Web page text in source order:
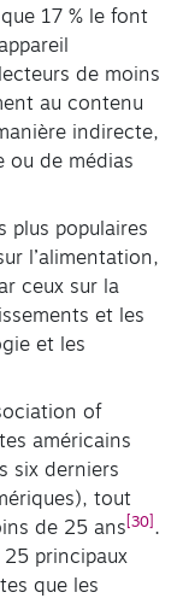
17 % le font
de moins
au contenu
indirecte,
ou de médias
plus populaires
l’alimentation,
ceux sur la
et les
et les
of
américains
six derniers
tout
de 25 ans [30] .
principaux
que les